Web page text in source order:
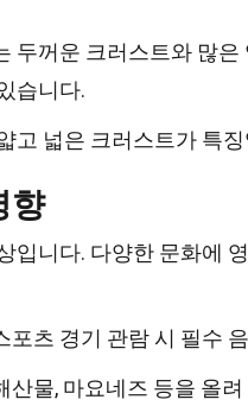
두꺼운 크러스트와 많
습니다.
고 넓은 크러스트가 특
향
입니다. 다양한 문화에
포츠 경기 관람 시 필수
산물, 마요네즈 등을 올